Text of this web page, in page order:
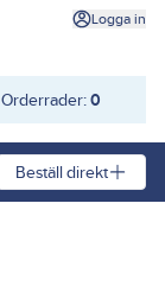
Logga in
Orderrader: 0
Beställ direkt